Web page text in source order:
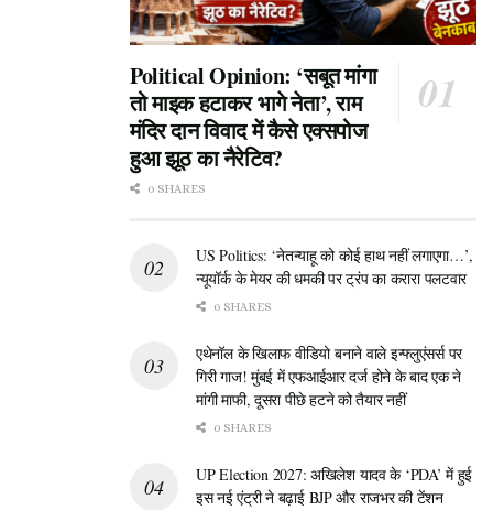
Political Opinion: ‘सबूत मांगा
तो माइक हटाकर भागे नेता’, राम
मंदिर दान विवाद में कैसे एक्सपोज
हुआ झूठ का नैरेटिव?
0 SHARES
US Politics: ‘नेतन्याहू को कोई हाथ नहीं लगाएगा…’,
न्यूयॉर्क के मेयर की धमकी पर ट्रंप का करारा पलटवार
0 SHARES
एथेनॉल के खिलाफ वीडियो बनाने वाले इन्फ्लुएंसर्स पर
गिरी गाज! मुंबई में एफआईआर दर्ज होने के बाद एक ने
मांगी माफी, दूसरा पीछे हटने को तैयार नहीं
0 SHARES
UP Election 2027: अखिलेश यादव के ‘PDA’ में हुई
इस नई एंट्री ने बढ़ाई BJP और राजभर की टेंशन